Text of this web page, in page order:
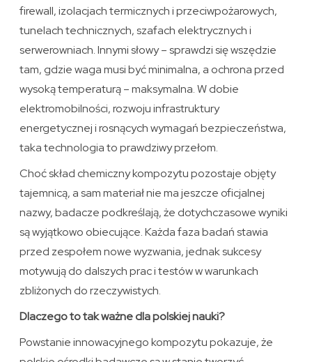
firewall, izolacjach termicznych i przeciwpożarowych,
tunelach technicznych, szafach elektrycznych i
serwerowniach. Innymi słowy – sprawdzi się wszędzie
tam, gdzie waga musi być minimalna, a ochrona przed
wysoką temperaturą – maksymalna. W dobie
elektromobilności, rozwoju infrastruktury
energetycznej i rosnących wymagań bezpieczeństwa,
taka technologia to prawdziwy przełom.
Choć skład chemiczny kompozytu pozostaje objęty
tajemnicą, a sam materiał nie ma jeszcze oficjalnej
nazwy, badacze podkreślają, że dotychczasowe wyniki
są wyjątkowo obiecujące. Każda faza badań stawia
przed zespołem nowe wyzwania, jednak sukcesy
motywują do dalszych prac i testów w warunkach
zbliżonych do rzeczywistych.
Dlaczego to tak ważne dla polskiej nauki?
Powstanie innowacyjnego kompozytu pokazuje, że